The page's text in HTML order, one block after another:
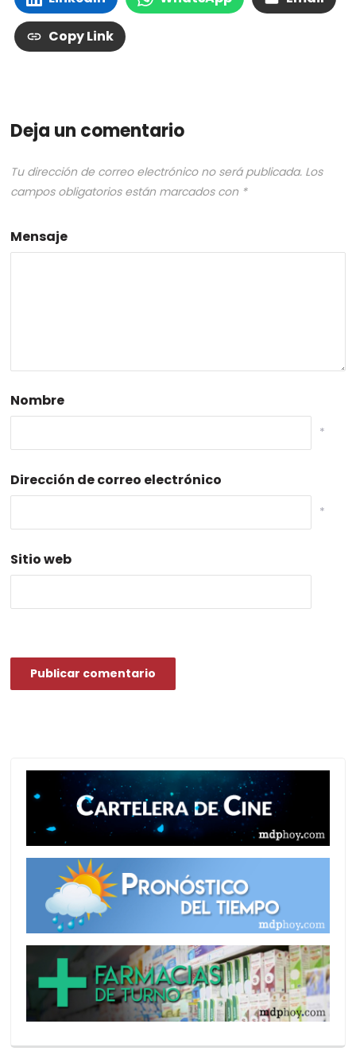
Copy Link
Deja un comentario
Tu dirección de correo electrónico no será publicada. Los
campos obligatorios están marcados con *
Mensaje
Nombre
*
Dirección de correo electrónico
*
Sitio web